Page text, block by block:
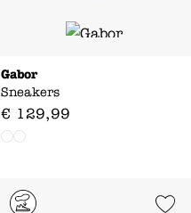
Gabor
Sneakers
€ 129,99
Add to